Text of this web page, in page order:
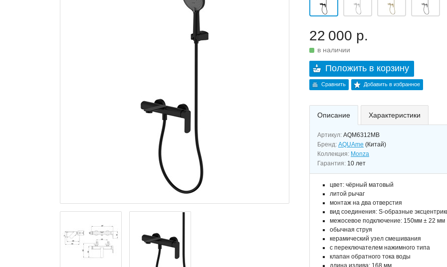
22 000 р.
в наличии
Положить в корзину
Сравнить Добавить в избранное
Описание Характеристики
Артикул: AQM6312MB
Бренд: AQUAme (Китай)
Коллекция: Monza
Гарантия: 10 лет
цвет: чёрный матовый
литой рычаг
монтаж на два отверстия
вид соединения: S-образные
межосевое подключение: 150мм ± 22 мм
обычная струя
керамический узел смешивания
с переключателем нажимного типа
клапан обратного тока воды
длина излива: 168 мм